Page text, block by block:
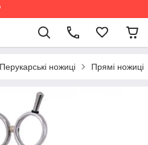
Перукарські ножиці Прямі ножиці